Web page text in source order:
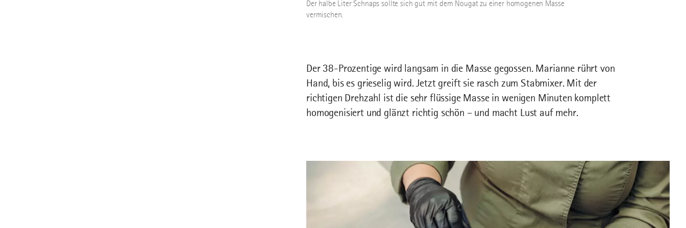
Der halbe Liter Schnaps sollte sich gut mit dem Nougat zu einer homogenen Masse
vermischen.
Der 38-Prozentige wird langsam in die Masse gegossen. Marianne rührt von
Hand, bis es grieselig wird. Jetzt greift sie rasch zum Stabmixer. Mit der
richtigen Drehzahl ist die sehr flüssige Masse in wenigen Minuten komplett
homogenisiert und glänzt richtig schön – und macht Lust auf mehr.